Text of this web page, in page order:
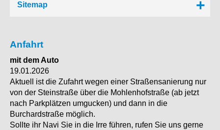
Sitemap
Anfahrt
mit dem Auto
19.01.2026
Aktuell ist die Zufahrt wegen einer Straßensanierung nur
von der Steinstraße über die Mohlenhofstraße (ab jetzt
nach Parkplätzen umgucken) und dann in die
Burchardstraße möglich.
Sollte ihr Navi Sie in die Irre führen, rufen Sie uns gerne